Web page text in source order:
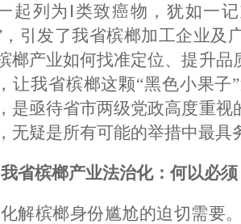
起列为Ⅰ类致癌物，犹如一
，引发了我省槟榔加工企业及
榔产业如何找准定位、提升
让我省槟榔这颗“黑色小果
是亟待省市两级党政高度重
无疑是所有可能的举措中最
我省槟榔产业法治化：何以必须
化解槟榔身份尴尬的迫切需要